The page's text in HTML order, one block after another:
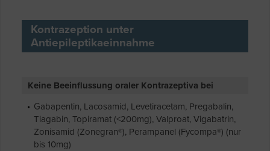
Kontrazeption unter
Antiepileptikaeinnahme
Keine Beeinflussung oraler Kontrazeptiva bei
Gabapentin, Lacosamid, Levetiracetam, Pregabalin,
Tiagabin, Topiramat (<200mg), Valproat, Vigabatrin,
Zonisamid (Zonegran®), Perampanel (Fycompa®) (nur
bis 10mg)